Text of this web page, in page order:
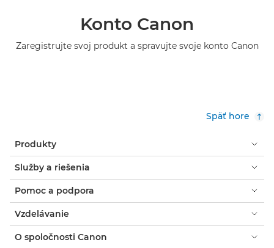
Konto Canon
Zaregistrujte svoj produkt a spravujte svoje konto Canon
Späť hore
Produkty
Služby a riešenia
Pomoc a podpora
Vzdelávanie
O spoločnosti Canon